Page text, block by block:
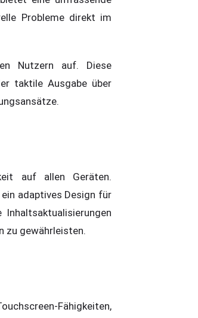
Probleme direkt im
Nutzern auf. Diese
taktile Ausgabe über
auf allen Geräten.
adaptives Design für
zu gewährleisten.
Fähigkeiten,